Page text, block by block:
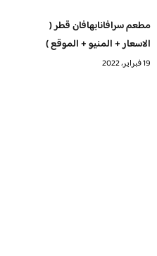
مطعم سرافانابهافان قطر (
الاسعار + المنيو + الموقع )
19 فبراير، 2022